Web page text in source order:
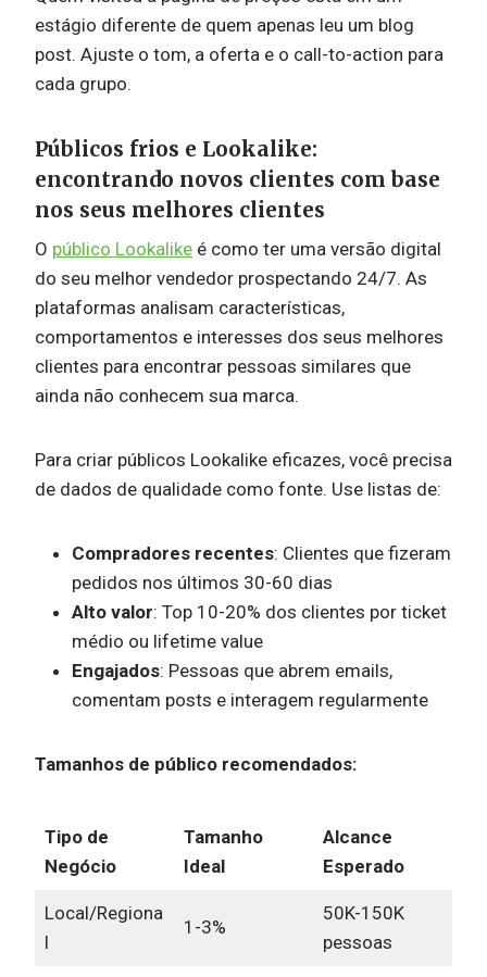
estágio diferente de quem apenas leu um blog
post. Ajuste o tom, a oferta e o call-to-action para
cada grupo.
Públicos frios e Lookalike:
encontrando novos clientes com base
nos seus melhores clientes
O público Lookalike é como ter uma versão digital
do seu melhor vendedor prospectando 24/7. As
plataformas analisam características,
comportamentos e interesses dos seus melhores
clientes para encontrar pessoas similares que
ainda não conhecem sua marca.
Para criar públicos Lookalike eficazes, você precisa
de dados de qualidade como fonte. Use listas de:
Compradores recentes: Clientes que fizeram
pedidos nos últimos 30-60 dias
Alto valor: Top 10-20% dos clientes por ticket
médio ou lifetime value
Engajados: Pessoas que abrem emails,
comentam posts e interagem regularmente
Tamanhos de público recomendados:
Tipo de
Negócio
Tamanho
Ideal
Alcance
Esperado
Local/Regiona
l
1-3%
50K-150K
pessoas